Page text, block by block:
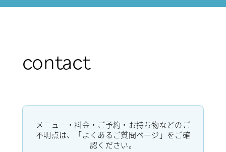
contact
メニュー・料金・ご予約・お持ち物などのご
不明点は、「よくあるご質問ページ」をご確
認ください。